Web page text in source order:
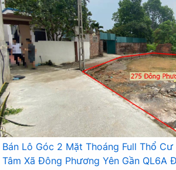
Bán Lô Góc 2 Mặt Thoáng Full Thổ
Tâm Xã Đông Phương Yên Gần QL6A